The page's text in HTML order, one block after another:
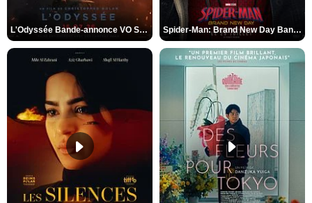
L'Odyssée Bande-annonce VO STFR Spider-Man: Brand New Day Bande-annonce VO STFR